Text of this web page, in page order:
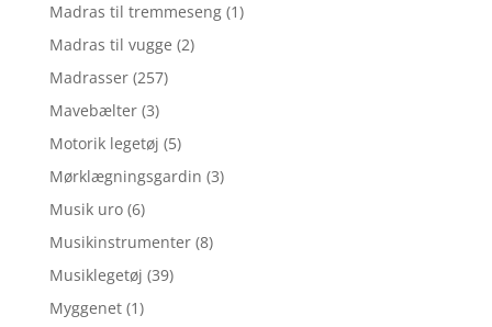
Madras til tremmeseng (1)
Madras til vugge (2)
Madrasser (257)
Mavebælter (3)
Motorik legetøj (5)
Mørklægningsgardin (3)
Musik uro (6)
Musikinstrumenter (8)
Musiklegetøj (39)
Myggenet (1)